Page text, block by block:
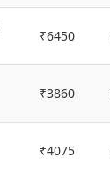
₹6450
₹3860
₹4075